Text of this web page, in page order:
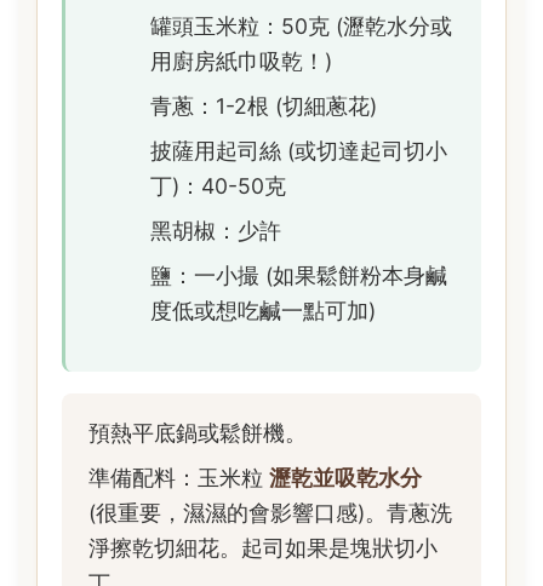
罐頭玉米粒：50克 (瀝乾水分或
用廚房紙巾吸乾！)
青蔥：1-2根 (切細蔥花)
披薩用起司絲 (或切達起司切小
丁)：40-50克
黑胡椒：少許
鹽：一小撮 (如果鬆餅粉本身鹹
度低或想吃鹹一點可加)
預熱平底鍋或鬆餅機。
準備配料：玉米粒 瀝乾並吸乾水分
(很重要，濕濕的會影響口感)。青蔥洗
淨擦乾切細花。起司如果是塊狀切小